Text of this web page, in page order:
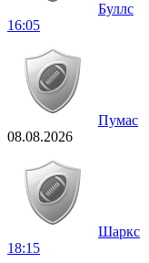
Буллс
16:05
Пумас
08.08.2026
Шаркс
18:15